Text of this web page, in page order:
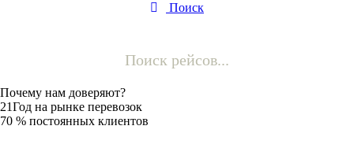
Поиск
Поиск рейсов...
Почему нам доверяют?
21Год на рынке перевозок
70 % постоянных клиентов